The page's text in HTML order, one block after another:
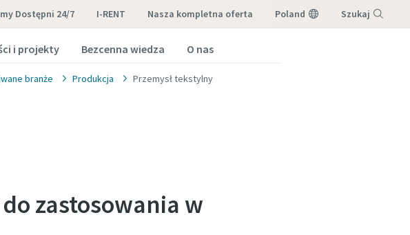
Dostępni 24/7 I-RENT nasza kompletna oferta Poland Szukaj
i projekty Bezcenna wiedza O nas
branże Produkcja Przemysł tekstylny
zastosowania w